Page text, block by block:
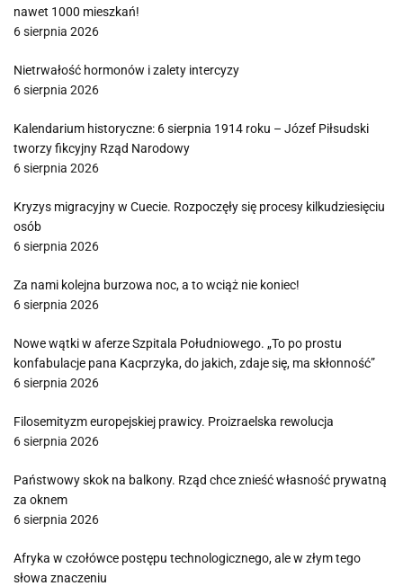
nawet 1000 mieszkań!
6 sierpnia 2026
Nietrwałość hormonów i zalety intercyzy
6 sierpnia 2026
Kalendarium historyczne: 6 sierpnia 1914 roku – Józef Piłsudski
tworzy fikcyjny Rząd Narodowy
6 sierpnia 2026
Kryzys migracyjny w Cuecie. Rozpoczęły się procesy kilkudziesięciu
osób
6 sierpnia 2026
Za nami kolejna burzowa noc, a to wciąż nie koniec!
6 sierpnia 2026
Nowe wątki w aferze Szpitala Południowego. „To po prostu
konfabulacje pana Kacprzyka, do jakich, zdaje się, ma skłonność”
6 sierpnia 2026
Filosemityzm europejskiej prawicy. Proizraelska rewolucja
6 sierpnia 2026
Państwowy skok na balkony. Rząd chce znieść własność prywatną
za oknem
6 sierpnia 2026
Afryka w czołówce postępu technologicznego, ale w złym tego
słowa znaczeniu